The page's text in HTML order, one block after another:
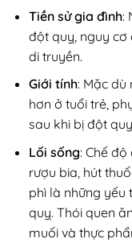
Tiền sử gia đình:
đột quỵ, nguy cơ
di truyền.
Giới tính: Mặc dù
hơn ở tuổi trẻ,
sau khi bị đột
Lối sống: Chế
rượu bia, hút
phì là những
quỵ. Thói quen
muối và thực